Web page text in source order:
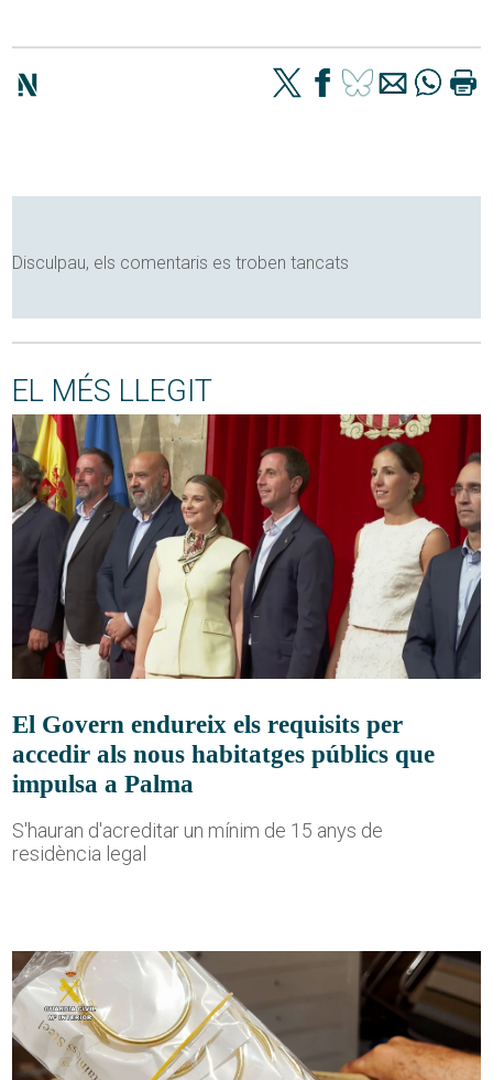
Disculpau, els comentaris es troben tancats
EL MÉS LLEGIT
El Govern endureix els requisits per
accedir als nous habitatges públics que
impulsa a Palma
S'hauran d'acreditar un mínim de 15 anys de
residència legal